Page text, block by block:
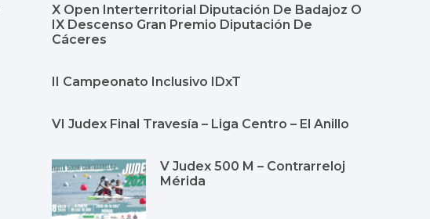
X Open Interterritorial Diputación De Badajoz O
IX Descenso Gran Premio Diputación De
Cáceres
II Campeonato Inclusivo IDxT
VI Judex Final Travesía – Liga Centro – El Anillo
V Judex 500 M – Contrarreloj
Mérida